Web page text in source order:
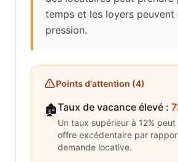
temps et les loyers peuvent
pression.
Points d'attention (4)
🏚️Taux de vacance élevé :
Un taux supérieur à 12%
offre excédentaire par
demande locative.